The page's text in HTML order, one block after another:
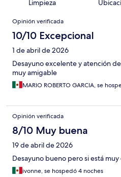
Limpieza
Opiniones
Opinión verificada
10/10 Excepcional
1 de abril de 2026
Desayuno excelente y atención
muy amigable
MARIO ROBERTO GARCIA, se
Opinión verificada
8/10 Muy buena
19 de abril de 2026
Desayuno bueno pero si está
ivonne, se hospedó 4 noches